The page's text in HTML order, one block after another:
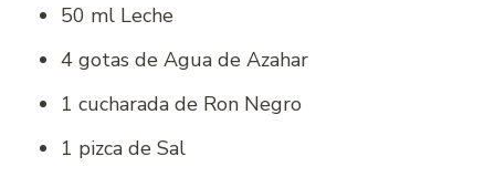
50 ml Leche
4 gotas de Agua de Azahar
1 cucharada de Ron Negro
1 pizca de Sal